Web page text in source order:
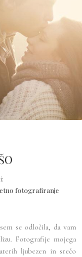
fotografiranje
se odločila, da vam
Fotografije mojega
ljubezen in srečo